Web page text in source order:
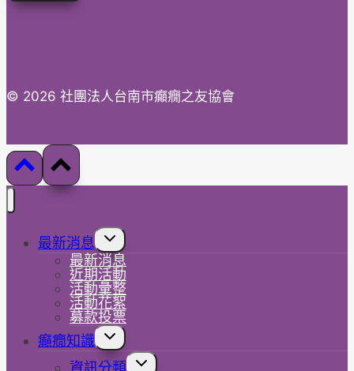
位
© 2026 社團法人台南市癲癇之友協會
最新消息
Toggle
menu
最新消息
近期活動
活動彙整
活動花絮
募款投票
癲癇知識
Toggle
資訊分類
Toggle